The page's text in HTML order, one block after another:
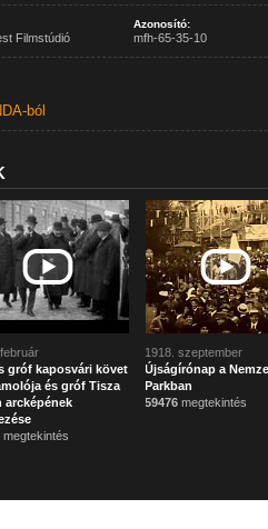
Filmstúdió
Azonosító:
mfh-65-35-10
ból
gróf kaposvári követ
és gróf Tisza
arcképének
megtekintés
1918. szeptember
Újságírónap a
Parkban
59476 megtekintés